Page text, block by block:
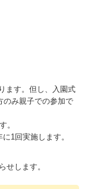
ます。但し、入園式
のみ親子での参加で
。
1回実施します。
せします。